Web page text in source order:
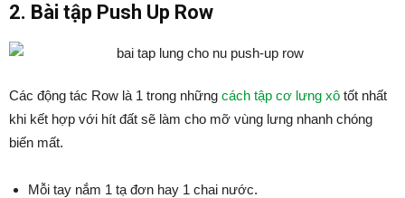
2. Bài tập Push Up Row
Các động tác Row là 1 trong những cách tập cơ lưng xô tốt nhất
khi kết hợp với hít đất sẽ làm cho mỡ vùng lưng nhanh chóng
biến mất.
Mỗi tay nắm 1 tạ đơn hay 1 chai nước.